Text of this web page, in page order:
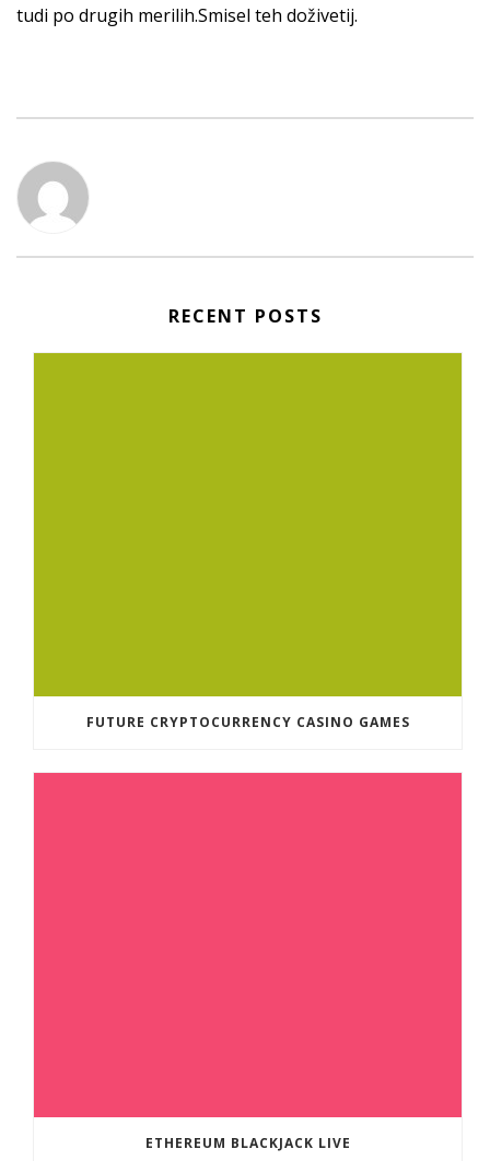
tudi po drugih merilih.Smisel teh doživetij.
RECENT POSTS
FUTURE CRYPTOCURRENCY CASINO GAMES
ETHEREUM BLACKJACK LIVE